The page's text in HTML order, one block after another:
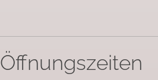
Öffnungszeiten